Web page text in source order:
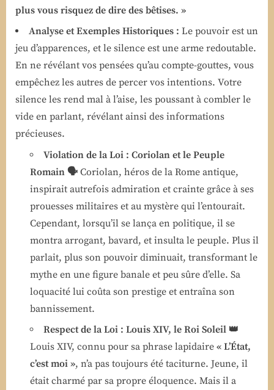
plus vous risquez de dire des bêtises. »
Analyse et Exemples Historiques : Le pouvoir est un
jeu d’apparences, et le silence est une arme redoutable.
En ne révélant vos pensées qu’au compte-gouttes, vous
empêchez les autres de percer vos intentions. Votre
silence les rend mal à l’aise, les poussant à combler le
vide en parlant, révélant ainsi des informations
précieuses.
Violation de la Loi : Coriolan et le Peuple
Romain 🗣️ Coriolan, héros de la Rome antique,
inspirait autrefois admiration et crainte grâce à ses
prouesses militaires et au mystère qui l’entourait.
Cependant, lorsqu’il se lança en politique, il se
montra arrogant, bavard, et insulta le peuple. Plus il
parlait, plus son pouvoir diminuait, transformant le
mythe en une figure banale et peu sûre d’elle. Sa
loquacité lui coûta son prestige et entraîna son
bannissement.
Respect de la Loi : Louis XIV, le Roi Soleil 👑
Louis XIV, connu pour sa phrase lapidaire « L’État,
c’est moi », n’a pas toujours été taciturne. Jeune, il
était charmé par sa propre éloquence. Mais il a